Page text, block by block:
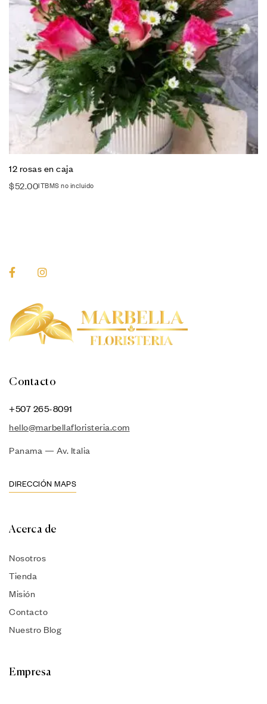
12 rosas en caja
$52.00ITBMS no incluido
Contacto
+507 265-8091
hello@marbellafloristeria.com
Panama — Av. Italia
DIRECCIÓN MAPS
Acerca de
Nosotros
Tienda
Misión
Contacto
Nuestro Blog
Empresa